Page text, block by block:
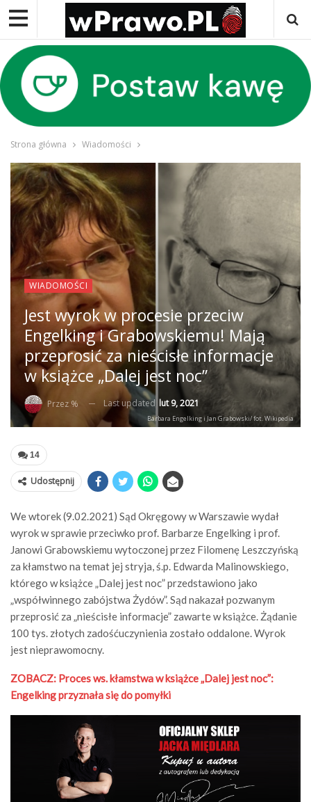
Strona główna Wiadomości
WIADOMOŚCI
Jest wyrok w procesie przeciw
Engelking i Grabowskiemu! Mają
przeprosić za nieścisłe informacje
w książce „Dalej jest noc”
Przez % Last updated lut 9, 2021
Barbara Engelking i Jan Grabowski/ fot. Wikipedia
14
Udostępnij
We wtorek (9.02.2021) Sąd Okręgowy w Warszawie wydał
wyrok w sprawie przeciwko prof. Barbarze Engelking i prof.
Janowi Grabowskiemu wytoczonej przez Filomenę Leszczyńską
za kłamstwo na temat jej stryja, ś.p. Edwarda Malinowskiego,
którego w książce „Dalej jest noc” przedstawiono jako
„współwinnego zabójstwa Żydów”. Sąd nakazał pozwanym
przeprosić za „nieścisłe informacje” zawarte w książce. Żądanie
100 tys. złotych zadośćuczynienia zostało oddalone. Wyrok
jest nieprawomocny.
ZOBACZ: Proces ws. kłamstwa w książce „Dalej jest noc”:
Engelking przyznała się do pomyłki